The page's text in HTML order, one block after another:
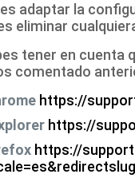
adaptar la
eliminar
tener en cuenta
comentado
https://
https://
https://